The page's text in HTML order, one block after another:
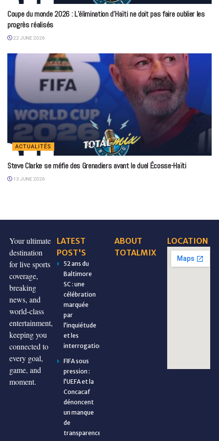
Coupe du monde 2026 : L’élimination d’Haïti ne doit pas faire oublier les
progrès réalisés
22 JUNE 2026
ACTUALITÉS
Steve Clarke se méfie des Grenadiers avant le duel Écosse-Haïti
13 JUNE 2026
Your ultimate
destination
for live sports
coverage,
breaking
news, and
world-class
entertainment,
keeping you
connected to
every goal,
game, and
moment.
LATEST
POST'S
52 ans du
Baltimore
SC : une
célébration
marquée
par
l’inquiétude
et les
interrogations
FIFA sous
pression :
l’UEFA et la
Concacaf
dénoncent
un manque
de
transparence
ABOUT
TOTALMIX
LOCATION